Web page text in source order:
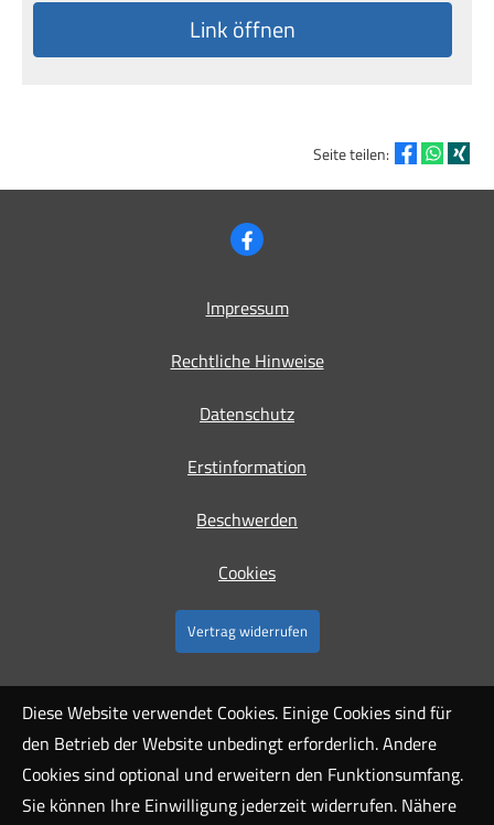
Link öffnen
Seite teilen:
Impressum
Rechtliche Hinweise
Datenschutz
Erstinformation
Beschwerden
Cookies
Vertrag widerrufen
Diese Website verwendet Cookies. Einige Cookies sind für
den Betrieb der Website unbedingt erforderlich. Andere
Cookies sind optional und erweitern den Funktionsumfang.
Sie können Ihre Einwilligung jederzeit widerrufen. Nähere